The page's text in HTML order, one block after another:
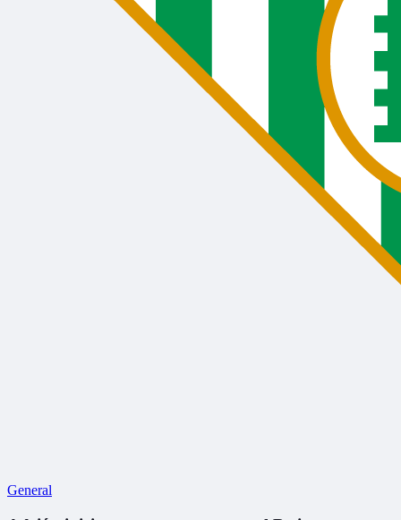
General